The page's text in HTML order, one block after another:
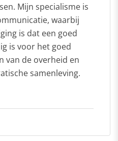
Mijn specialisme is
waarbij
is dat een goed
is voor het goed
van de overheid en
samenleving.